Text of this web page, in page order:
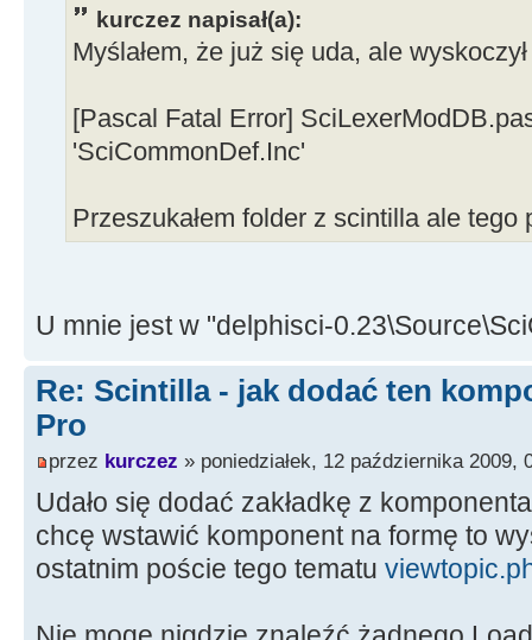
kurczez napisał(a):
Myślałem, że już się uda, ale
[Pascal Fatal Error]
'SciCommonDef.Inc'
Przeszukałem folder z scintilla ale tego
U mnie jest w "delphisci-
Re: Scintilla - jak dodać ten
Pro
przez kurczez » poniedziałek, 12 października 2009,
Udało się dodać zakładkę z
chcę wstawić komponent na formę to
ostatnim poście tego tematu